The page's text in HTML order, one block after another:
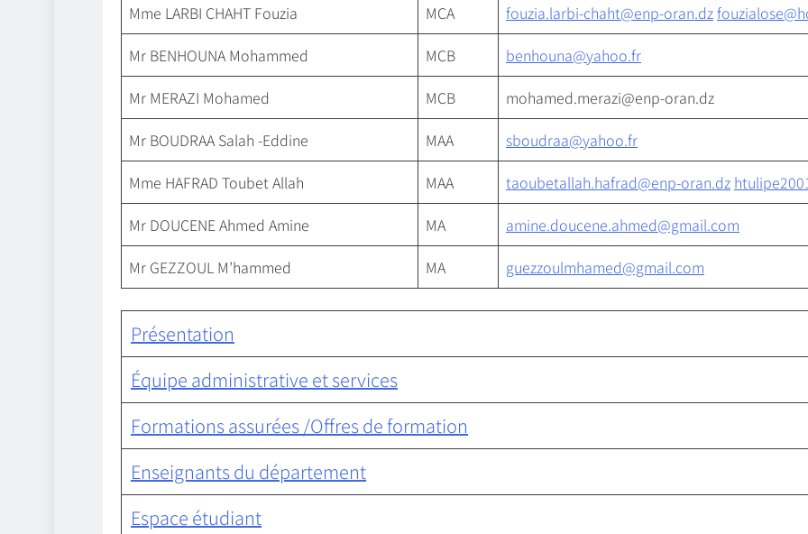
Mme LARBI CHAHT Fouzia
MCA fouzia.larbi-chaht@enp-oran.dz
Mr BENHOUNA Mohammed
MCB
benhouna@yahoo.fr
Mr MERAZI Mohamed
MCB
mohamed.merazi@enp-oran.dz
Mr BOUDRAA Salah -Eddine
MAA
sboudraa@yahoo.fr
Mme HAFRAD Toubet Allah
MAA taoubetallah.hafrad@enp-oran.dz
Mr DOUCENE Ahmed Amine
MA
amine.doucene.ahmed@gmail.com
Mr GEZZOUL M’hammed
MA guezzoulmhamed@gmail.com
Présentation
Équipe administrative et services
Formations assurées /Offres de formation
Enseignants du département
Espace étudiant